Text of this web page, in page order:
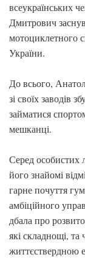
всеукраїнських
Дмитрович
мотоциклетного
України.
До всього,
зі своїх заводів
займатися
мешканці.
Серед особистих
його знайомі
гарне почуття
амбіційного
дбала про
які складнощі,
життєствердною